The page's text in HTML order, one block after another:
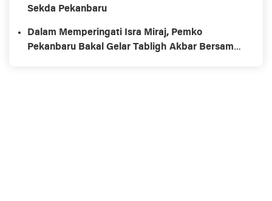
Sekda Pekanbaru
Dalam Memperingati Isra Miraj, Pemko
Pekanbaru Bakal Gelar Tabligh Akbar Bersama